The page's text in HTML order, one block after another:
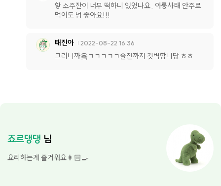
핳 소주잔이 너무 떡하니 있었나요.. 아롱사태 안주로
먹어도 넘 좋아요!!!
태진아 2022-08-22 16:36
그러니까욬ㅋㅋㅋㅋㅋ술잔까지 갓벽합니당 ㅎㅎ
죠르댕댕 님
요리하는게 즐거워요👩🏻‍🍳